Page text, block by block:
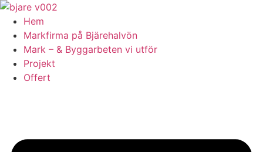
Skip
content
Hem
Markfirma på Bjärehalvön
Mark – & Byggarbeten vi utför
Projekt
Offert